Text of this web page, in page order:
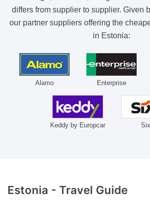
differs from supplier to supplier. Given
our partner suppliers offering the
in Estonia:
Alamo Enterprise
Keddy by Europcar
Estonia - Travel Guide